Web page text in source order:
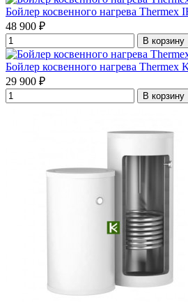
Бойлер косвенного нагрева Thermex
48 900 ₽
В корзину
Бойлер косвенного нагрева Thermex
29 900 ₽
В корзину